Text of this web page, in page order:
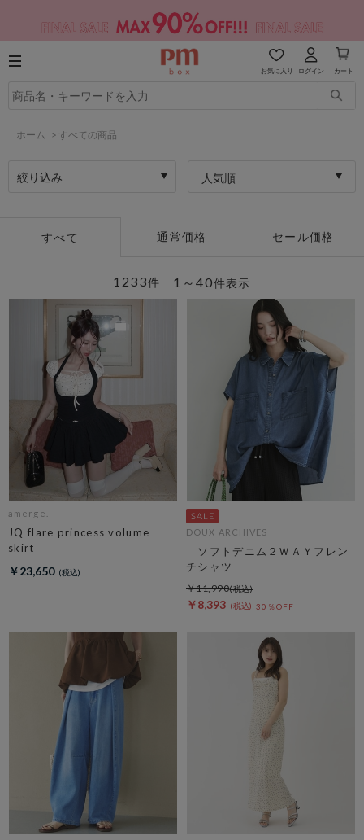
お気に入り ログイン カート
ホーム > すべての商品
絞り込み 人気順
すべて 通常価格 セール価格
1～40件表示
1233件
amerge.
JQ flare princess volume
skirt
￥23,650
DOUX ARCHIVES
ソフトデニム２ＷＡＹフレン
チシャツ
￥8,393 30％OFF
￥11,990